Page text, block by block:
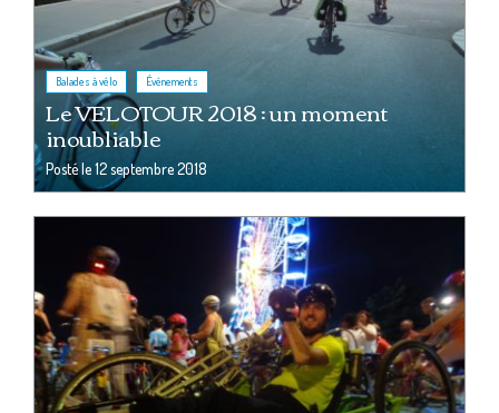
Balades à vélo Événements
Le VELOTOUR 2018 : un moment
inoubliable
Posté le12 septembre 2018